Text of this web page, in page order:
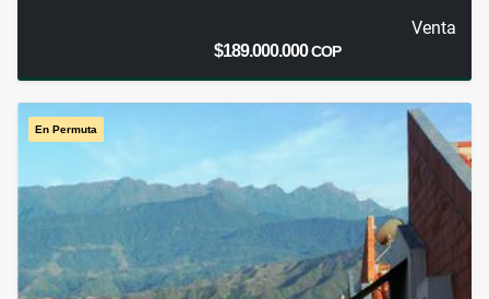
Venta
$189.000.000COP
En Permuta